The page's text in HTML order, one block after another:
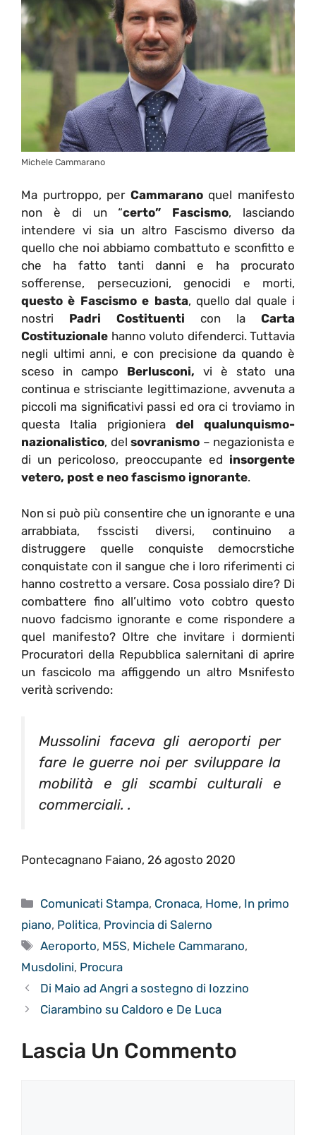
Michele Cammarano
Ma purtroppo, per Cammaranoquel manifesto
non è di un “certo” Fascismo, lasciando
intendere vi sia un altro Fascismo diverso da
quello che noi abbiamo combattuto e sconfitto e
che ha fatto tanti danni e ha procurato
sofferense, persecuzioni, genocidi e morti,
questo è Fascismo e basta, quello dal quale i
nostri Padri Costituenti con la Carta
Costituzionale hanno voluto difenderci. Tuttavia
negli ultimi anni, e con precisione da quando è
sceso in campo Berlusconi, vi è stato una
continua e strisciante legittimazione, avvenuta a
piccoli ma significativi passi ed ora ci troviamo in
questa Italia prigioniera del qualunquismo-
nazionalistico, delsovranismo – negazionista e
di un pericoloso, preoccupante ed insorgente
vetero, post e neo fascismo ignorante.
Non si può più consentire che un ignorante e una
arrabbiata, fsscisti diversi, continuino a
distruggere quelle conquiste democrstiche
conquistate con il sangue che i loro riferimenti ci
hanno costretto a versare. Cosa possialo dire? Di
combattere fino all’ultimo voto cobtro questo
nuovo fadcismo ignorante e come rispondere a
quel manifesto? Oltre che invitare i dormienti
Procuratori della Repubblica salernitani di aprire
un fascicolo ma affiggendo un altro Msnifesto
verità scrivendo:
Mussolini faceva gli aeroporti per
fare le guerre noi per sviluppare la
mobilità e gli scambi culturali e
commerciali. .
Pontecagnano Faiano, 26 agosto 2020
Categorie
Comunicati Stampa, Cronaca, Home, In primo
piano, Politica, Provincia di Salerno
Tag
Aeroporto, M5S, Michele Cammarano,
Musdolini, Procura
Di Maio ad Angri a sostegno di Iozzino
Ciarambino su Caldoro e De Luca
Lascia Un Commento